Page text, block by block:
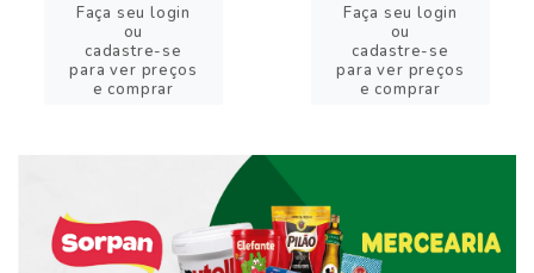
Faça seu login
ou
cadastre-se
para ver preços
e comprar
Faça seu login
ou
cadastre-se
para ver preços
e comprar